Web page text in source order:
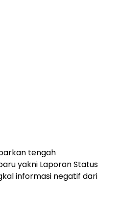
tengah
yakni Laporan Status
informasi negatif dari